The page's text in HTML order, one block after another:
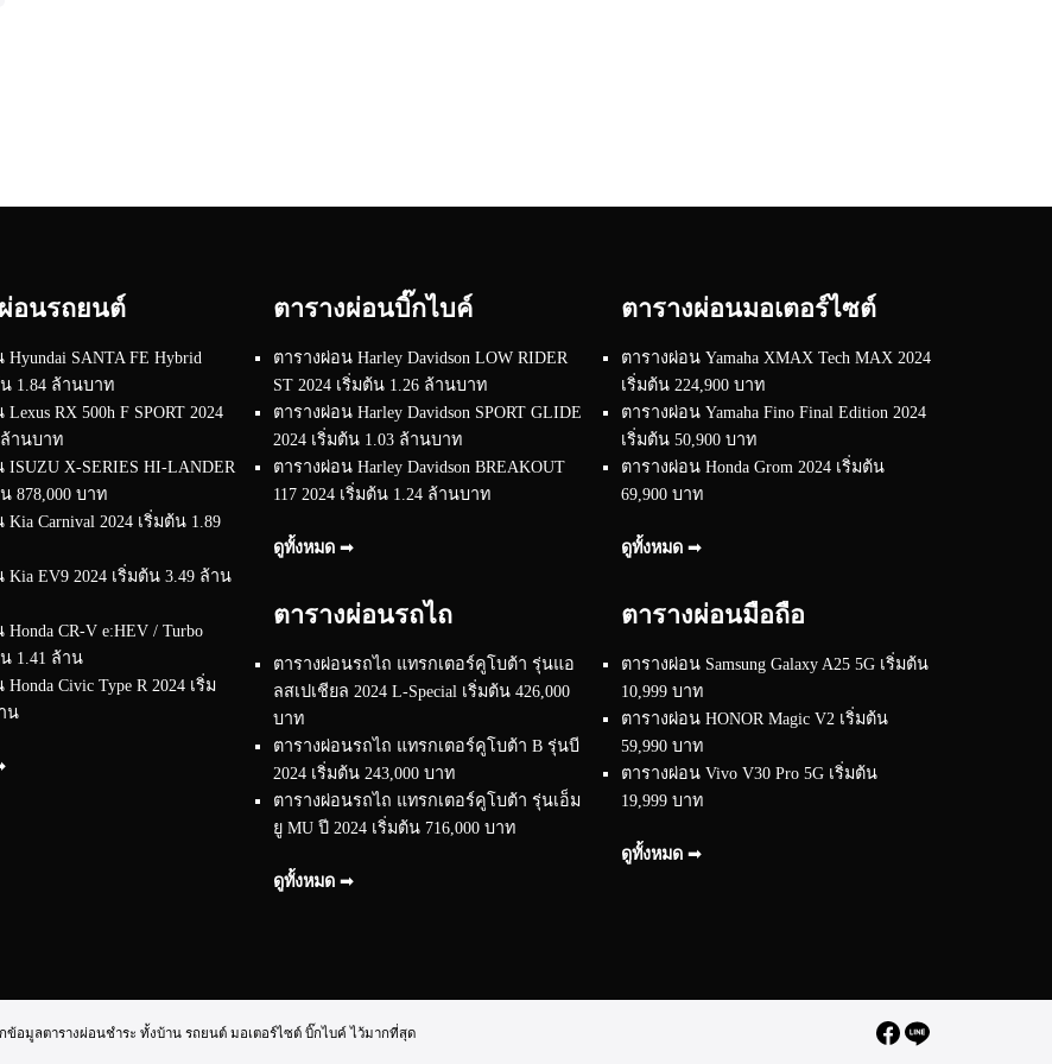
อนรถยนต์
SANTA FE Hybrid
น 1.84 ล้านบาท
RX 500h F SPORT 2024
ล้านบาท
ISUZU X-SERIES HI-LANDER
878,000 บาท
Carnival 2024 เริ่มต้น 1.89
Kia EV9 2024 เริ่มต้น 3.49 ล้าน
CR-V e:HEV / Turbo
1.41 ล้าน
Civic Type R 2024 เริ่ม
น
ตารางผ่อนบิ๊กไบค์
ตารางผ่อน Harley Davidson LOW RIDER
ST 2024 เริ่มต้น 1.26 ล้านบาท
ตารางผ่อน Harley Davidson SPORT GLIDE
2024 เริ่มต้น 1.03 ล้านบาท
ตารางผ่อน Harley Davidson BREAKOUT
117 2024 เริ่มต้น 1.24 ล้านบาท
ดูทั้งหมด ➟
ตารางผ่อนรถไถ
ตารางผ่อนรถไถ แทรกเตอร์คูโบต้า รุ่นแอ
ลสเปเชียล 2024 L-Special เริ่มต้น 426,000
บาท
ตารางผ่อนรถไถ แทรกเตอร์คูโบต้า B รุ่นบี
2024 เริ่มต้น 243,000 บาท
ตารางผ่อนรถไถ แทรกเตอร์คูโบต้า รุ่นเอ็ม
ยู MU ปี 2024 เริ่มต้น 716,000 บาท
ดูทั้งหมด ➟
ตารางผ่อนมอเตอร์ไซต์
ตารางผ่อน Yamaha XMAX Tech MAX 2024
เริ่มต้น 224,900 บาท
ตารางผ่อน Yamaha Fino Final Edition 2024
เริ่มต้น 50,900 บาท
ตารางผ่อน Honda Grom 2024 เริ่มต้น
69,900 บาท
ดูทั้งหมด ➟
ตารางผ่อนมือถือ
ตารางผ่อน Samsung Galaxy A25 5G เริ่มต้น
10,999 บาท
ตารางผ่อน HONOR Magic V2 เริ่มต้น
59,990 บาท
ตารางผ่อน Vivo V30 Pro 5G เริ่มต้น
19,999 บาท
ดูทั้งหมด ➟
ข้อมูลตารางผ่อนชำระ ทั้งบ้าน รถยนต์ มอเตอร์ไซต์ บิ๊กไบค์ ไว้มากที่สุด